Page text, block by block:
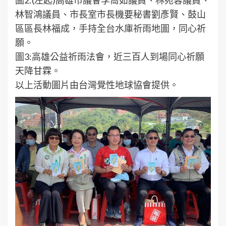
林智鴻議員、市長室市長機要秘書劉彥賢、鼓山
區區長林福成，手持全台水庫祈雨地圖，同心祈
願。
圖3:高雄公益祈雨法會，近三百人到場同心祈願
天降甘霖。
以上活動圖片由台灣覺性地球協會提供。